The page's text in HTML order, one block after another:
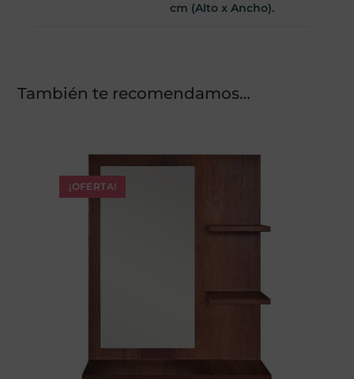
cm (Alto x Ancho).
También te recomendamos…
¡OFERTA!